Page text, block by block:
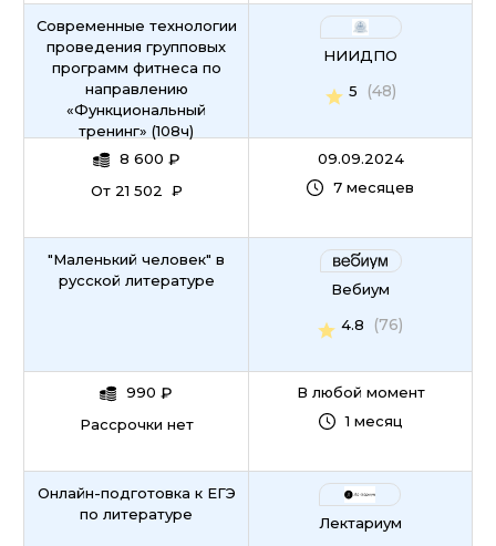
Современные технологии
проведения групповых
программ фитнеса по
направлению
«Функциональный
тренинг» (108ч)
8 600 ₽
От 21 502 ₽
НИИДПО
5
(48)
09.09.2024
7 месяцев
"Маленький человек" в
русской литературе
990 ₽
Рассрочки нет
Вебиум
4.8
(76)
В любой момент
1 месяц
Онлайн-подготовка к ЕГЭ
по литературе
Лектариум